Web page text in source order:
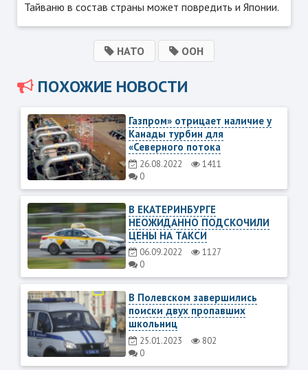
Тайваню в состав страны может повредить и Японии.
НАТО ООН
ПОХОЖИЕ НОВОСТИ
Газпром» отрицает наличие у
Канады турбин для
«Северного потока
26.08.2022
1411
0
В ЕКАТЕРИНБУРГЕ
НЕОЖИДАННО ПОДСКОЧИЛИ
ЦЕНЫ НА ТАКСИ
06.09.2022
1127
0
В Полевском завершились
поиски двух пропавших
школьниц
25.01.2023
802
0